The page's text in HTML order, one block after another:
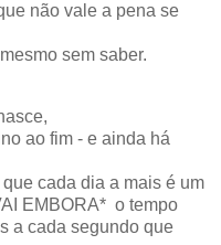
não vale a pena se
sem saber.
ao fim - e ainda há
cada dia a mais é um
EMBORA* o tempo
a cada segundo que